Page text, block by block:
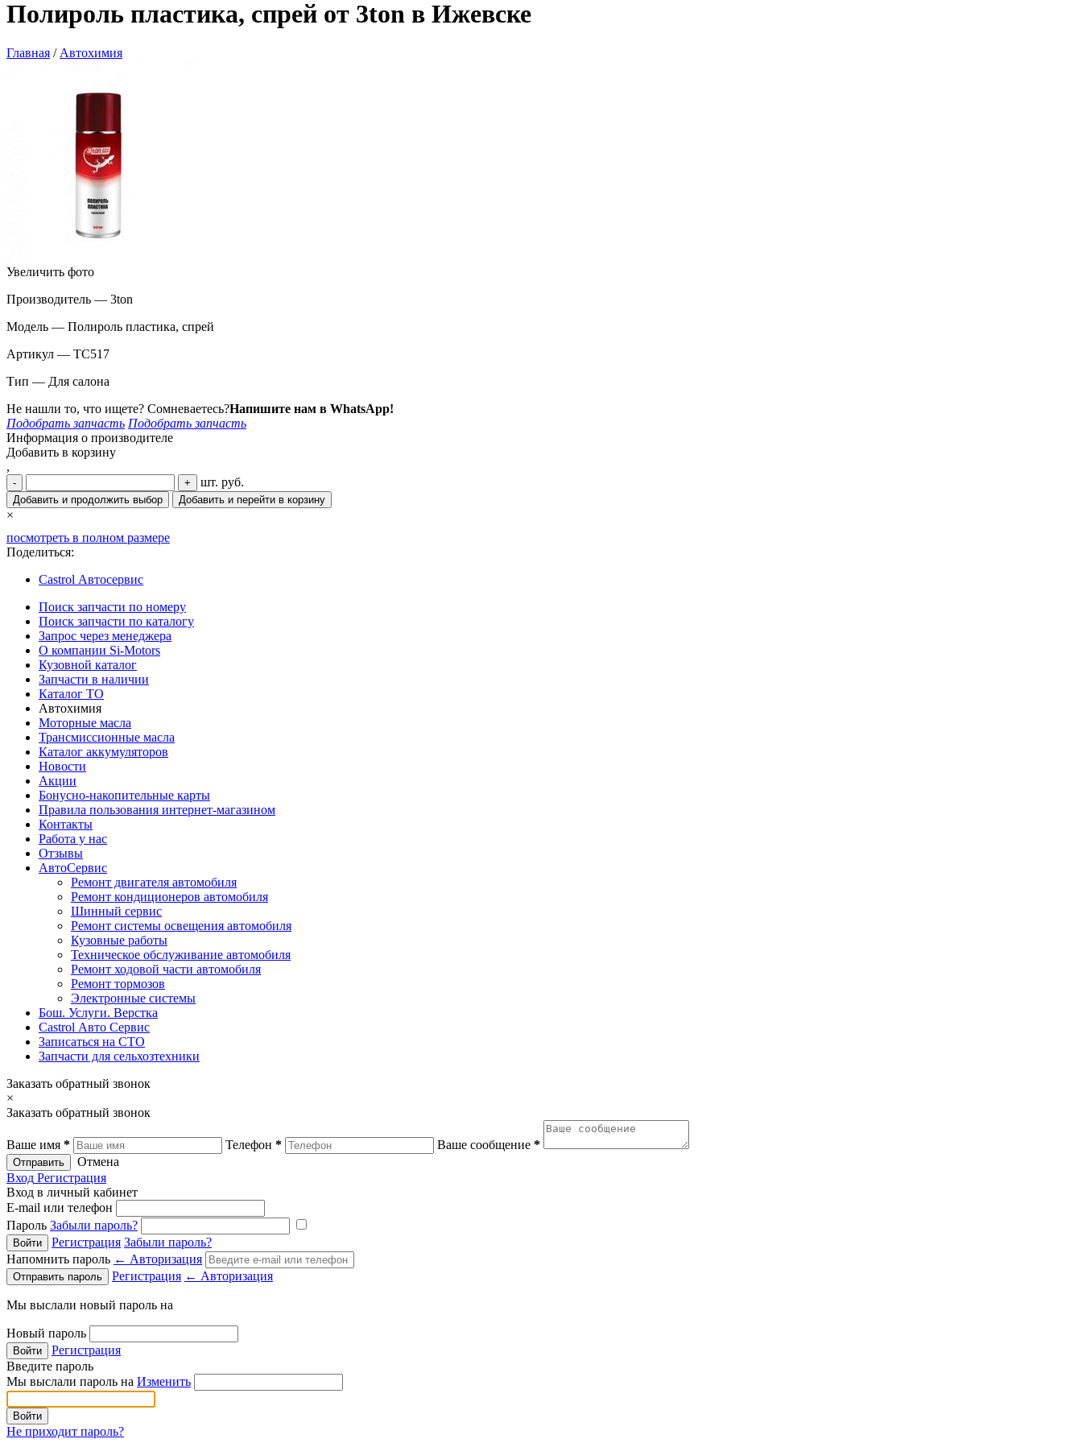
Полироль пластика, спрей от 3ton в Ижевске
Главная / Автохимия
Увеличить фото
Производитель — 3ton
Модель — Полироль пластика, спрей
Артикул — TC517
Тип — Для салона
Не нашли то, что ищете? Сомневаетесь?Напишите нам в WhatsApp!
Подобрать запчасть Подобрать запчасть
Информация о производителе
Добавить в корзину
,
- + шт. руб.
Добавить и продолжить выбор Добавить и перейти в корзину
×
посмотреть в полном размере
Поделиться:
Castrol Автосервис
Поиск запчасти по номеру
Поиск запчасти по каталогу
Запрос через менеджера
О компании Si-Motors
Кузовной каталог
Запчасти в наличии
Каталог ТО
Автохимия
Моторные масла
Трансмиссионные масла
Каталог аккумуляторов
Новости
Акции
Бонусно-накопительные карты
Правила пользования интернет-магазином
Контакты
Работа у нас
Отзывы
АвтоСервис
Ремонт двигателя автомобиля
Ремонт кондиционеров автомобиля
Шинный сервис
Ремонт системы освещения автомобиля
Кузовные работы
Техническое обслуживание автомобиля
Ремонт ходовой части автомобиля
Ремонт тормозов
Электронные системы
Бош. Услуги. Верстка
Castrol Авто Сервис
Записаться на СТО
Запчасти для сельхозтехники
Заказать обратный звонок
×
Заказать обратный звонок
Ваше имя * Телефон * Ваше сообщение *
Отправить
Отмена
Вход Регистрация
Вход в личный кабинет
E-mail или телефон
Пароль Забыли пароль?
Регистрация Забыли пароль?
Напомнить пароль ← Авторизация
Регистрация ← Авторизация
Мы выслали новый пароль на
Новый пароль
Регистрация
Введите пароль
Мы выслали пароль на Изменить
Не приходит пароль?